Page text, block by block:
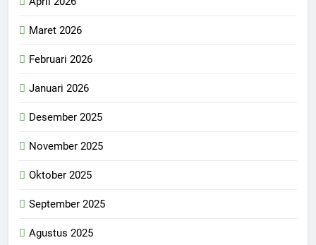
Maret 2026
Februari 2026
Januari 2026
Desember 2025
November 2025
Oktober 2025
September 2025
Agustus 2025